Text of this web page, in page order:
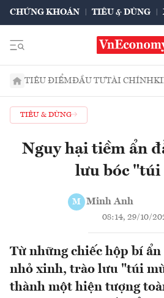
CHỨNG KHOÁN TIÊU & DÙNG
TIÊU ĐIỂMĐẦU TƯTÀI CHÍNH
TIÊU & DÙNG
Nguy hại tiềm ẩn
lưu bóc "túi
M Minh Anh
08:14, 29/10/
Từ những chiếc hộp bí ẩn
nhỏ xinh, trào lưu "túi
thành một hiện tượng